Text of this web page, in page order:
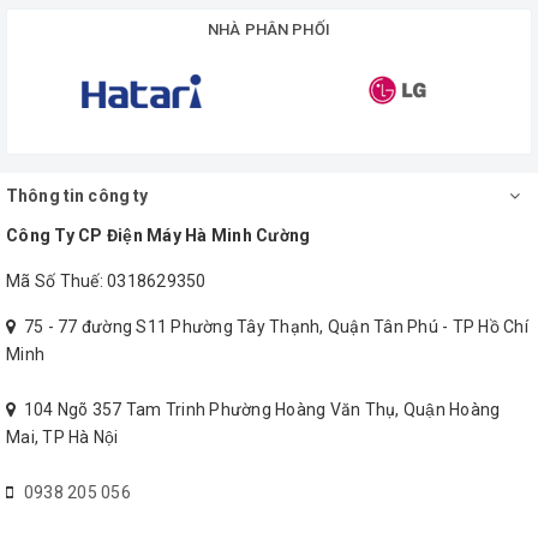
Ngoài ra, cốc có vạch chia dễ theo dõi lượng nước cam hoặc có
cho bé vô cùng tiện lợi.
Công suất 25W vắt nhanh chóng và ít
bị đắng
NHÀ PHÂN PHỐI
Thông tin công ty
Công Ty CP Điện Máy Hà Minh Cường
Mã Số Thuế: 0318629350
75 - 77 đường S11 Phường Tây Thạnh, Quận Tân Phú - TP Hồ Chí
Minh
104 Ngõ 357 Tam Trinh Phường Hoàng Văn Thụ, Quận Hoàng
Mai, TP Hà Nội
0938 205 056